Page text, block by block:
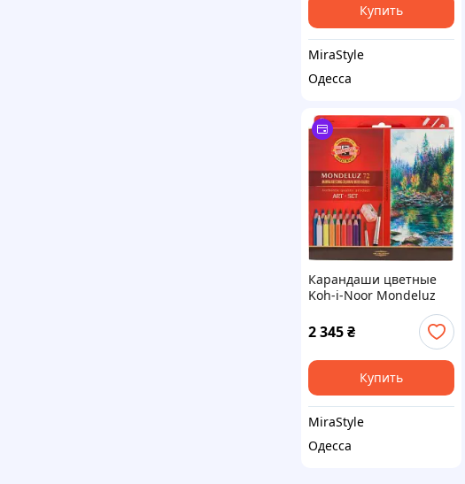
Купить
MiraStyle
Одесса
Карандаши цветные
Koh-i-Noor Mondeluz
акварельные 72 цвета
(3714)
2 345₴
Купить
MiraStyle
Одесса